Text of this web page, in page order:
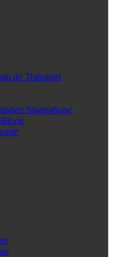
de Transport
Smartphone